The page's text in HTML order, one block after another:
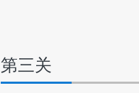
第三关